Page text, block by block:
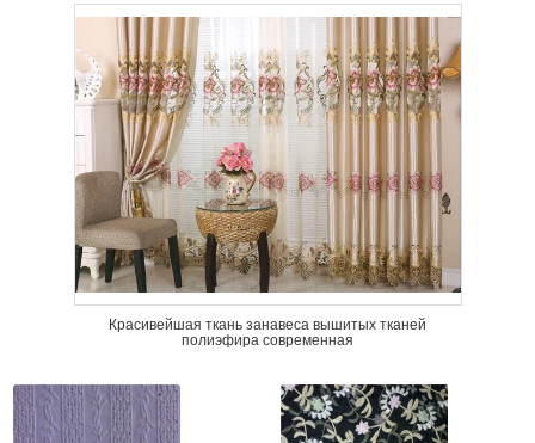
Красивейшая ткань занавеса вышитых тканей
полиэфира современная